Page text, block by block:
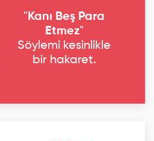
"Kanı Beş Para
Etmez"
Söylemi kesinlikle
bir hakaret.